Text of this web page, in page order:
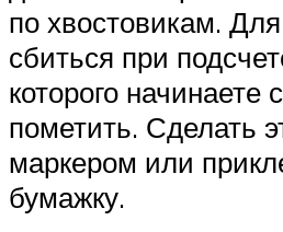
по хвостовикам.
сбиться при
которого начинаете
пометить. Сделать
маркером или
бумажку.